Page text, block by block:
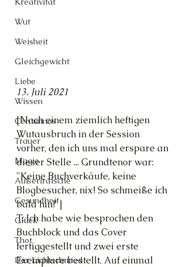
Wut
Weisheit
Gleichgewicht
Liebe
Wissen
Cernunnos
Trauer
Magie
Außerirdische
Gesundheit
Glück
Thot
Der Lichtschmied
13. Juli 2021
[Nach einem ziemlich heftigen
Wutausbruch in der Session
vorher, den ich uns mal erspare an
dieser Stelle ... Grundtenor war:
"Keine Buchverkäufe, keine
Blogbesucher, nix! So schmeiße ich
bald hin!"]
T: Ich habe wie besprochen den
Buchblock und das Cover
fertiggestellt und zwei erste
Exemplare bestellt. Auf einmal